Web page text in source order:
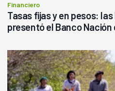
Financiero
Tasas fijas y en pesos:
presentó el Banco Nación